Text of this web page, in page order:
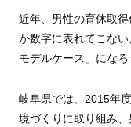
近年、男性の育休取
か数字に表れてこな
モデルケース」にな
岐阜県では、2015年
境づくりに取り組み